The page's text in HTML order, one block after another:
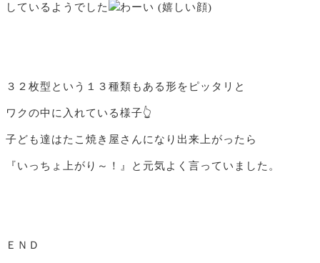
しているようでした
３２枚型という１３種類もある形をピッタリと
ワクの中に入れている様子👆
子ども達はたこ焼き屋さんになり出来上がったら
『いっちょ上がり～！』と元気よく言っていました。
ＥＮＤ